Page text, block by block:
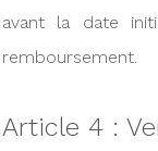
avant la date
remboursement.
Article 4 :